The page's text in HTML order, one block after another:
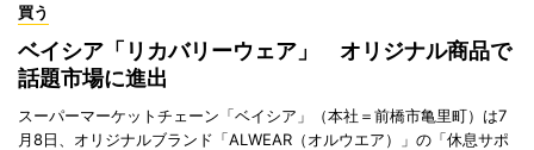
買う
ベイシア「リカバリーウェア」 オリジナル商品で
話題市場に進出
スーパーマーケットチェーン「ベイシア」（本社＝前橋市亀里町）は7
月8日、オリジナルブランド「ALWEAR（オルウエア）」の「休息サポ